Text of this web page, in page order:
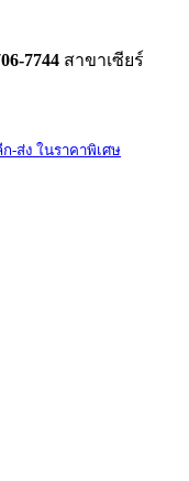
7744 สาขาเซียร์
-ส่ง ในราคาพิเศษ